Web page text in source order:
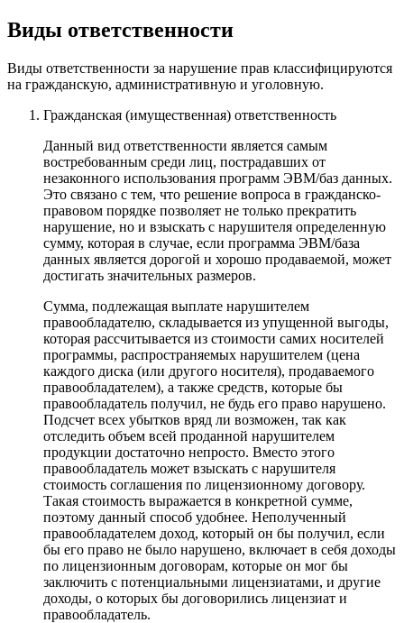
Виды ответственности
Виды ответственности за нарушение прав классифицируются
на гражданскую, административную и уголовную.
Гражданская (имущественная) ответственность
Данный вид ответственности является самым
востребованным среди лиц, пострадавших от
незаконного использования программ ЭВМ/баз данных.
Это связано с тем, что решение вопроса в гражданско-
правовом порядке позволяет не только прекратить
нарушение, но и взыскать с нарушителя определенную
сумму, которая в случае, если программа ЭВМ/база
данных является дорогой и хорошо продаваемой, может
достигать значительных размеров.
Сумма, подлежащая выплате нарушителем
правообладателю, складывается из упущенной выгоды,
которая рассчитывается из стоимости самих носителей
программы, распространяемых нарушителем (цена
каждого диска (или другого носителя), продаваемого
правообладателем), а также средств, которые бы
правообладатель получил, не будь его право нарушено.
Подсчет всех убытков вряд ли возможен, так как
отследить объем всей проданной нарушителем
продукции достаточно непросто. Вместо этого
правообладатель может взыскать с нарушителя
стоимость соглашения по лицензионному договору.
Такая стоимость выражается в конкретной сумме,
поэтому данный способ удобнее. Неполученный
правообладателем доход, который он бы получил, если
бы его право не было нарушено, включает в себя доходы
по лицензионным договорам, которые он мог бы
заключить с потенциальными лицензиатами, и другие
доходы, о которых бы договорились лицензиат и
правообладатель.